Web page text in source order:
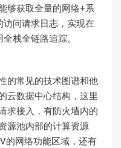
够获取全量的网络+系
问请求日志，实现在
栈全链路追踪。
的常见的技术图谱和他
云数据中心结构，这里
求接入，有防火墙内的
源池内部的计算资源
的网络功能区域，还有